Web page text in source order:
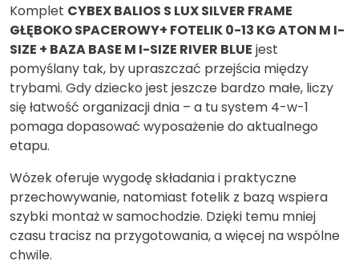
Komplet CYBEX BALIOS S LUX SILVER FRAME
GŁĘBOKO SPACEROWY+ FOTELIK 0-13 KG ATON M I-
SIZE + BAZA BASE M I-SIZE RIVER BLUE jest
pomyślany tak, by upraszczać przejścia między
trybami. Gdy dziecko jest jeszcze bardzo małe, liczy
się łatwość organizacji dnia – a tu system 4-w-1
pomaga dopasować wyposażenie do aktualnego
etapu.
Wózek oferuje wygodę składania i praktyczne
przechowywanie, natomiast fotelik z bazą wspiera
szybki montaż w samochodzie. Dzięki temu mniej
czasu tracisz na przygotowania, a więcej na wspólne
chwile.